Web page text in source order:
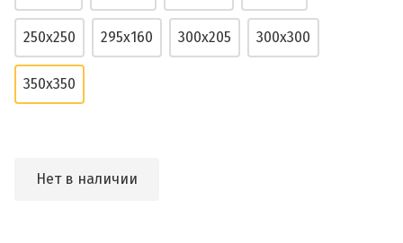
250х250 295х160 300х205 300х300
350х350
Нет в наличии